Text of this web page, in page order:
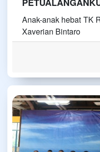
Anak-anak hebat TK
Xaverian Bintaro